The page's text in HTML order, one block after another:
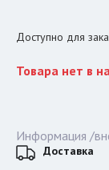
Доступно для
Товара нет в
Информация /
Доставка